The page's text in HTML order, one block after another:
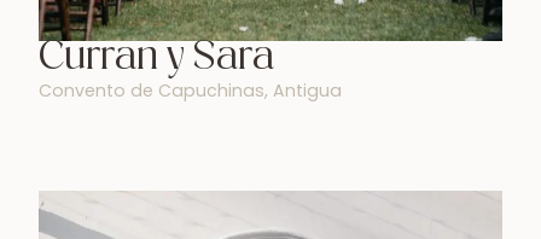
Curran y Sara
Convento de Capuchinas, Antigua